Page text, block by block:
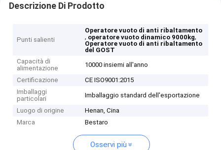
Descrizione Di Prodotto
Punti salienti
Operatore vuoto di anti ribaltamento
, operatore vuoto dinamico 9000kg,
Operatore vuoto di anti ribaltamento
del GOST
Capacità di
alimentazione
10000 insiemi all'anno
Certificazione
CE ISO9001:2015
Imballaggi
particolari
Imballaggio standard dell'esportazione
Luogo di origine
Henan, Cina
Marca
Bestaro
Osservi più